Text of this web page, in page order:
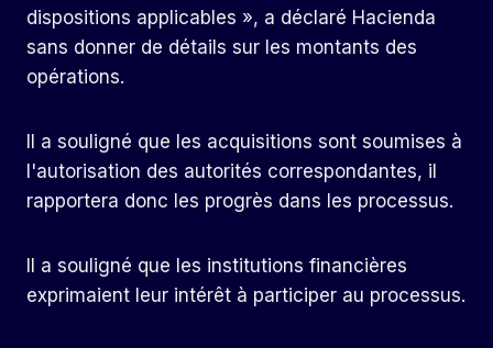
dispositions applicables », a déclaré Hacienda
sans donner de détails sur les montants des
opérations.
Il a souligné que les acquisitions sont soumises à
l'autorisation des autorités correspondantes, il
rapportera donc les progrès dans les processus.
Il a souligné que les institutions financières
exprimaient leur intérêt à participer au processus.